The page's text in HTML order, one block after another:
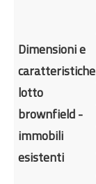
Dimensioni e
caratteristiche
lotto
brownfield -
immobili
esistenti